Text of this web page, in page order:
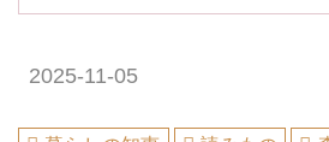
2025-11-05